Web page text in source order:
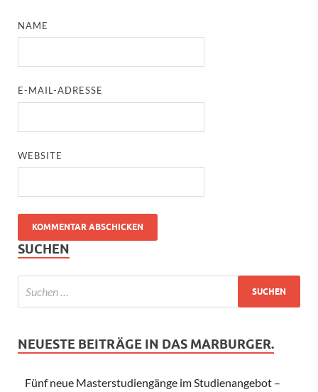
NAME
E-MAIL-ADRESSE
WEBSITE
SUCHEN
NEUESTE BEITRÄGE IN DAS MARBURGER.
Fünf neue Masterstudiengänge im Studienangebot –